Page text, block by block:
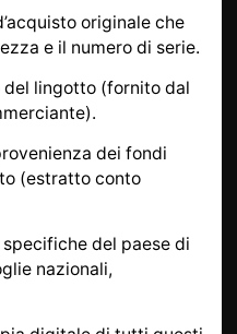
originale che
e il numero di serie.
lingotto (fornito dal
dei fondi
(estratto conto
del paese di
nazionali,